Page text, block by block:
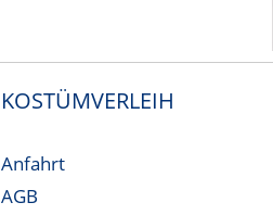
KOSTÜMVERLEIH
Anfahrt
AGB